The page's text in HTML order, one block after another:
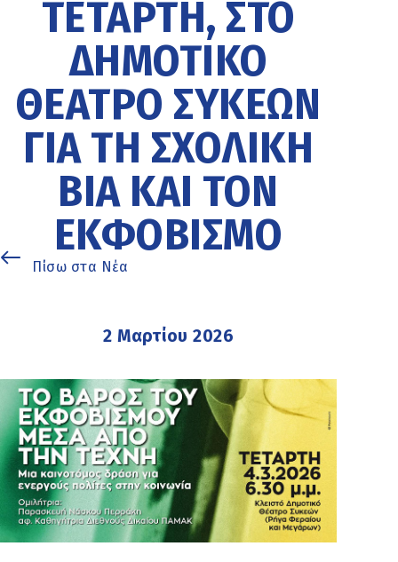
ΤΕΤΆΡΤΗ, ΣΤΟ
ΔΗΜΟΤΙΚΌ
ΘΈΑΤΡΟ ΣΥΚΕΏΝ
ΓΙΑ ΤΗ ΣΧΟΛΙΚΉ
ΒΊΑ ΚΑΙ ΤΟΝ
ΕΚΦΟΒΙΣΜΌ
Πίσω στα Νέα
2 Μαρτίου 2026